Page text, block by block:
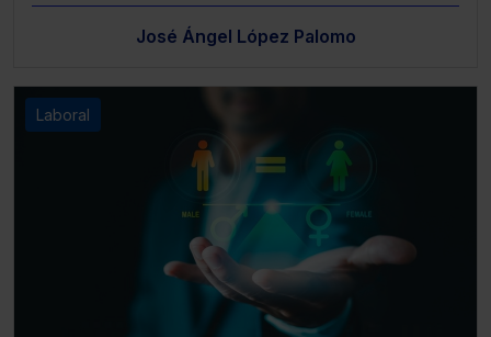
José Ángel López Palomo
Laboral